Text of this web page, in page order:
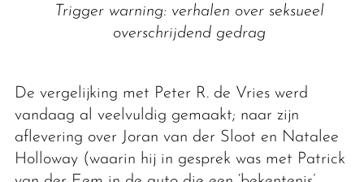
Trigger warning: verhalen over seksueel
overschrijdend gedrag
De vergelijking met Peter R. de Vries werd
vandaag al veelvuldig gemaakt; naar zijn
aflevering over Joran van der Sloot en Natalee
Holloway (waarin hij in gesprek was met Patrick